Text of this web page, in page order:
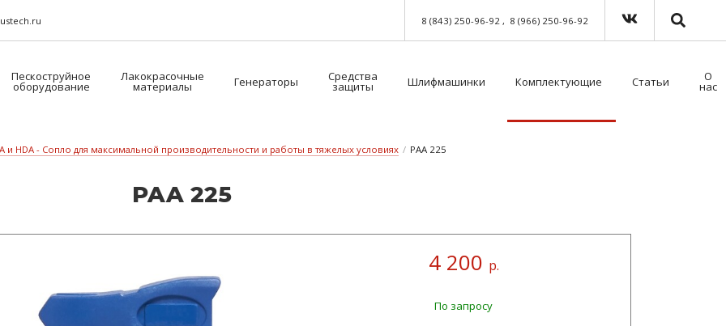
8 (843) 250-96-92 8 (966) 250-96-92
Пескоструйное
оборудование
Лакокрасочные
материалы Генераторы Средства
защиты Шлифмашинки Комплектующие Статьи О
нас
и HDA - Сопло для максимальной производительности и работы в тяжелых условиях / PAA 225
PAA 225
4 200 р.
По запросу